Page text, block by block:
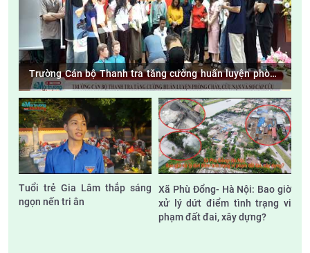
Trường Cán bộ Thanh tra tăng cường huấn luyện phòng
cháy, cứu nạn và sơ cấp cứu
Tuổi trẻ Gia Lâm thắp sáng
ngọn nến tri ân
Xã Phù Đổng- Hà Nội: Bao giờ
xử lý dứt điểm tình trạng vi
phạm đất đai, xây dựng?